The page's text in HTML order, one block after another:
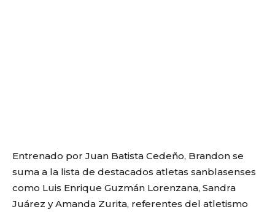
Entrenado por Juan Batista Cedeño, Brandon se
suma a la lista de destacados atletas sanblasenses
como Luis Enrique Guzmán Lorenzana, Sandra
Juárez y Amanda Zurita, referentes del atletismo